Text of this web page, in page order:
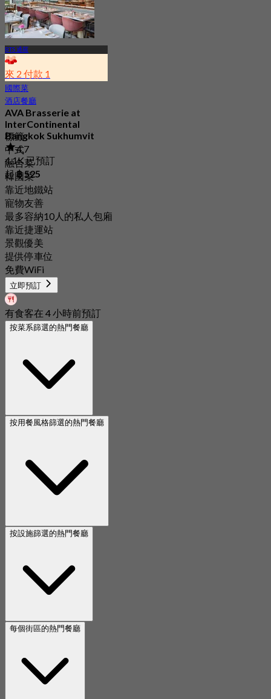
BTS 通羅
來 2 付款 1
國際菜
酒店餐廳
AVA Brasserie at
InterContinental
Bangkok Sukhumvit
4.7
4.1K 已預訂
起฿ 525
標籤
中式
融合菜
韓國菜
靠近地鐵站
寵物友善
最多容納10人的私人包廂
靠近捷運站
景觀優美
提供停車位
免費WiFi
立即預訂
有食客在 4 小時前預訂
按菜系篩選的熱門餐廳
按用餐風格篩選的熱門餐廳
按設施篩選的熱門餐廳
每個街區的熱門餐廳